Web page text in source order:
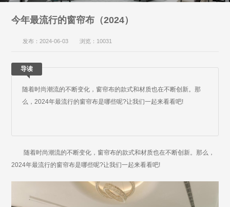
今年最流行的窗帘布（2024）
发布：2024-06-03 浏览：10031
导读
随着时尚潮流的不断变化，窗帘布的款式和材质也在不断创新。那
么，2024年最流行的窗帘布是哪些呢?让我们一起来看看吧!
随着时尚潮流的不断变化，窗帘布的款式和材质也在不断创新。那么，
2024年最流行的窗帘布是哪些呢?让我们一起来看看吧!